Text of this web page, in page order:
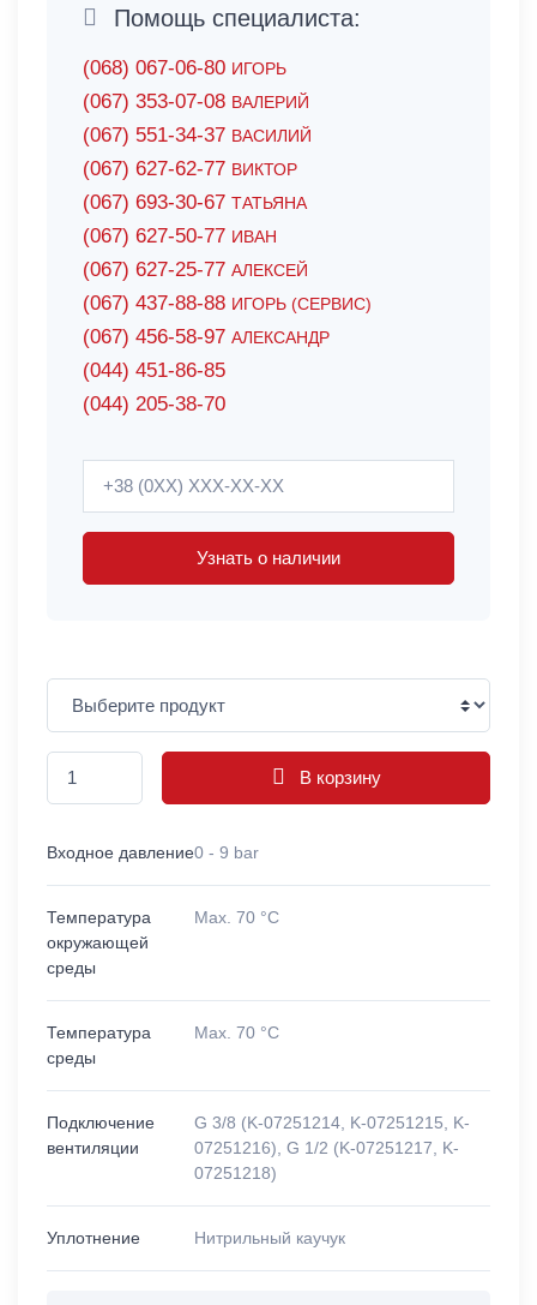
Помощь специалиста:
(068) 067-06-80 ИГОРЬ
(067) 353-07-08 ВАЛЕРИЙ
(067) 551-34-37 ВАСИЛИЙ
(067) 627-62-77 ВИКТОР
(067) 693-30-67 ТАТЬЯНА
(067) 627-50-77 ИВАН
(067) 627-25-77 АЛЕКСЕЙ
(067) 437-88-88 ИГОРЬ (СЕРВИС)
(067) 456-58-97 АЛЕКСАНДР
(044) 451-86-85
(044) 205-38-70
Узнать о наличии
В корзину
Входное давление0 - 9 bar
Температура
окружающей
среды
Max. 70 °C
Температура
среды
Max. 70 °C
Подключение
вентиляции
G 3/8 (K-07251214, K-07251215, K-
07251216), G 1/2 (K-07251217, K-
07251218)
Уплотнение Нитрильный каучук